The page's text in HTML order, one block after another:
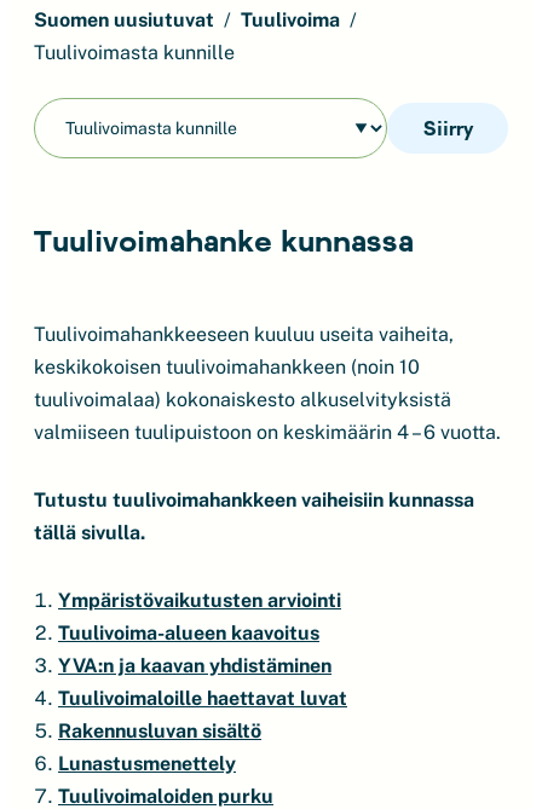
Suomen uusiutuvat
Tuulivoima
Tuulivoimasta kunnille
Siirry
Tuulivoimahanke kunnassa
Tuulivoimahankkeeseen kuuluu useita vaiheita,
keskikokoisen tuulivoimahankkeen (noin 10
tuulivoimalaa) kokonaiskesto alkuselvityksistä
valmiiseen tuulipuistoon on keskimäärin 4 – 6 vuotta.
Tutustu tuulivoimahankkeen vaiheisiin kunnassa
tällä sivulla.
Ympäristövaikutusten arviointi
Tuulivoima-alueen kaavoitus
YVA:n ja kaavan yhdistäminen
Tuulivoimaloille haettavat luvat
Rakennusluvan sisältö
Lunastusmenettely
Tuulivoimaloiden purku